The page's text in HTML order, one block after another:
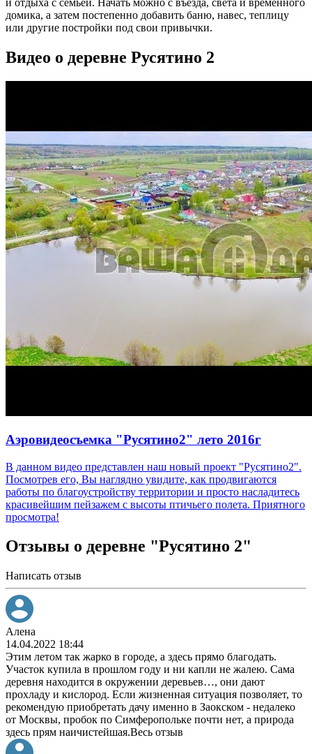
и отдыха с семьей. Начать можно с въезда, света и временного
домика, а затем постепенно добавить баню, навес, теплицу
или другие постройки под свои привычки.
Видео о деревне Русятино 2
Аэровидеосъемка "Русятино2" лето 2016г
В данном видео представлен наш новый проект "Русятино2".
Посмотрев его, Вы наглядно увидите, как продвигаются
работы по благоустройству территории и просто насладитесь
красивейшим пейзажем с высоты птичьего полета. Приятного
просмотра!
Отзывы о деревне "Русятино 2"
Написать отзыв
Алена
14.04.2022 18:44
Этим летом так жарко в городе, а здесь прямо благодать.
Участок купила в прошлом году и ни капли не жалею. Сама
деревня находится в окружении деревьев…, они дают
прохладу и кислород. Если жизненная ситуация позволяет, то
рекомендую приобретать дачу именно в Заокском - недалеко
от Москвы, пробок по Симферопольке почти нет, а природа
здесь прям наичистейшая.Весь отзыв